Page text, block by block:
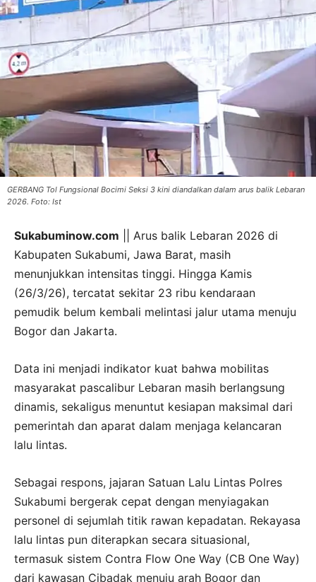
GERBANG Tol Fungsional Bocimi Seksi 3 kini diandalkan dalam arus balik Lebaran
2026. Foto: Ist
Sukabuminow.com || Arus balik Lebaran 2026 di
Kabupaten Sukabumi, Jawa Barat, masih
menunjukkan intensitas tinggi. Hingga Kamis
(26/3/26), tercatat sekitar 23 ribu kendaraan
pemudik belum kembali melintasi jalur utama menuju
Bogor dan Jakarta.
Data ini menjadi indikator kuat bahwa mobilitas
masyarakat pascalibur Lebaran masih berlangsung
dinamis, sekaligus menuntut kesiapan maksimal dari
pemerintah dan aparat dalam menjaga kelancaran
lalu lintas.
Sebagai respons, jajaran Satuan Lalu Lintas Polres
Sukabumi bergerak cepat dengan menyiagakan
personel di sejumlah titik rawan kepadatan. Rekayasa
lalu lintas pun diterapkan secara situasional,
termasuk sistem Contra Flow One Way (CB One Way)
dari kawasan Cibadak menuju arah Bogor dan